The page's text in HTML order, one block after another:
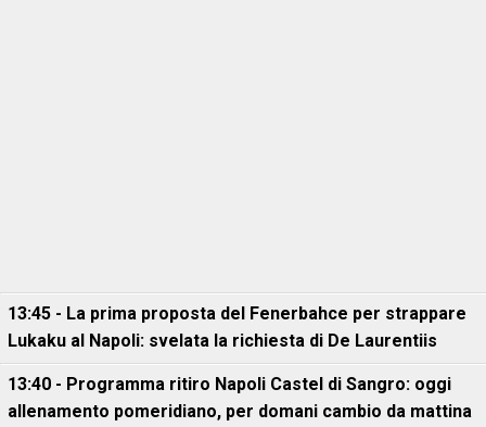
13:45 - La prima proposta del Fenerbahce per strappare
Lukaku al Napoli: svelata la richiesta di De Laurentiis
13:40 - Programma ritiro Napoli Castel di Sangro: oggi
allenamento pomeridiano, per domani cambio da mattina